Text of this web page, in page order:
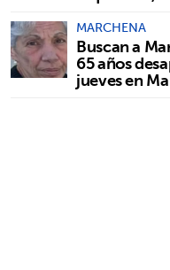
MARCHENA
Buscan a
65 años
jueves en